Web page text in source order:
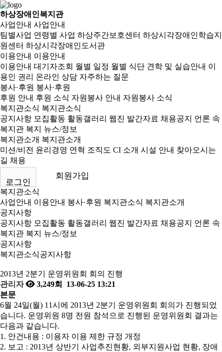
하상장애인복지관
사업안내 사업안내
팀별사업 연령별 사업 하상주간보호센터 하상시각장애인학습지
원센터 하상시각장애인도서관
이용안내 이용안내
이용안내 대기자조회 월별 일정 월별 식단 견학 및 실습안내 이
용인 권리 온라인 상담 자주하는 질문
봉사·후원 봉사·후원
후원 안내 후원 소식 자원봉사 안내 자원봉사 소식
복지관소식 복지관소식
공지사항 모집활동 활동갤러리 웹진 발간자료 채용공지
언론 속
복지관 복지 뉴스/정보
복지관소개 복지관소개
미션/비전 윤리경영 연혁 조직도 CI 소개 시설 안내 찾아오시는
길 채용
로그인
회원가입
복지관소식
사업안내 이용안내 봉사·후원 복지관소식 복지관소개
공지사항
공지사항 모집활동 활동갤러리 웹진 발간자료 채용공지
언론 속
복지관 복지 뉴스/정보
공지사항
복지관소식공지사항
2013년 2분기 운영위원회 회의 진행
관리자
3,249회
13-06-25 13:21
본문
6월 24일(월) 11시에 2013년 2분기 운영위원회 회의가 진행되었
습니다. 운영위원 8명 전원 참석으로 진행된 운영위원회 결과는
다음과 같습니다.
1. 안건내용 : 이용자 이용 제한 규정 개정
2. 보고 : 2013년 상반기 사업추진현황, 외부지원사업 현황, 장애